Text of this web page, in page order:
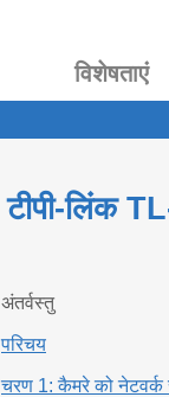
विशेषताएं
टीपी-लिंक
अंतर्वस्तु
परिचय
चरण 1: कैमरे को